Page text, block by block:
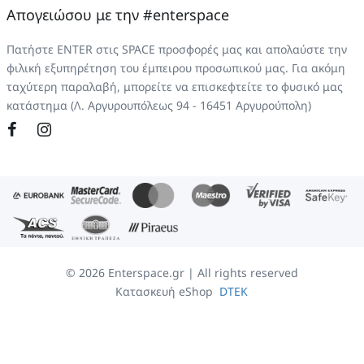
Απογειώσου με την #enterspace
Πατήστε ENTER στις SPACE προσφορές μας και απολαύστε την
φιλική εξυπηρέτηση του έμπειρου προσωπικού μας. Για ακόμη
ταχύτερη παραλαβή, μπορείτε να επισκεφτείτε το φυσικό μας
κατάστημα (Λ. Αργυρουπόλεως 94 - 16451 Αργυρούπολη)
© 2026Enterspace.gr | All rights reserved
Κατασκευή eShop DTEK